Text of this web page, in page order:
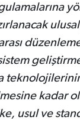
kadar
usul ve